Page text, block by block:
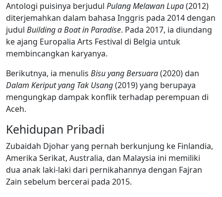
Antologi puisinya berjudul Pulang Melawan Lupa(2012)
diterjemahkan dalam bahasa Inggris pada 2014 dengan
judul Building a Boat in Paradise. Pada 2017, ia diundang
ke ajang Europalia Arts Festival di Belgia untuk
membincangkan karyanya.
Berikutnya, ia menulis Bisu yang Bersuara(2020) dan
Dalam Keriput yang Tak Usang(2019) yang berupaya
mengungkap dampak konflik terhadap perempuan di
Aceh.
Kehidupan Pribadi
Zubaidah Djohar yang pernah berkunjung ke Finlandia,
Amerika Serikat, Australia, dan Malaysia ini memiliki
dua anak laki-laki dari pernikahannya dengan Fajran
Zain sebelum bercerai pada 2015.